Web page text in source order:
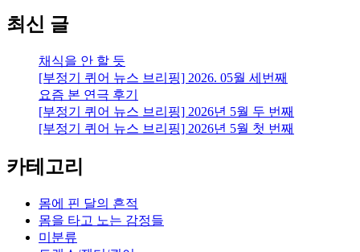
최신 글
채식을 안 할 듯
[부정기 퀴어 뉴스 브리핑] 2026. 05월 세번째
요즘 본 연극 후기
[부정기 퀴어 뉴스 브리핑] 2026년 5월 두 번째
[부정기 퀴어 뉴스 브리핑] 2026년 5월 첫 번째
카테고리
몸에 핀 달의 흔적
몸을 타고 노는 감정들
미분류